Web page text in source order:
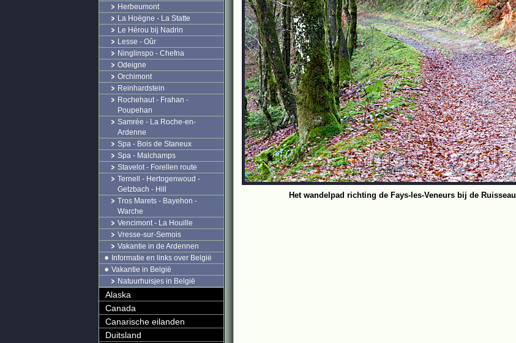
Het wandelpad richting de Fays-les-Veneurs bij de
Herbeumont
La Hoëgne - La Statte
Le Hérou bij Nadrin
Lesse - Oûr
Ninglinspo - Chefna
Odeigne
Orchimont
Reinhardstein
Rochehaut - Frahan -
Poupehan
Samrée - La Roche-en-
Ardenne
Spa - Bois de Staneux
Spa - Malchamps
Stavelot - Forellen route
Ternell - Hertogenwoud -
Getzbach - Hill
Tros Marets - Bayehon -
Warche
Vencimont - La Houille
Vresse-sur-Semois
Vakantie in de Ardennen
Informatie en links over België
Vakantie in België
Natuurhuisjes in België
Alaska
Canada
Canarische eilanden
Duitsland